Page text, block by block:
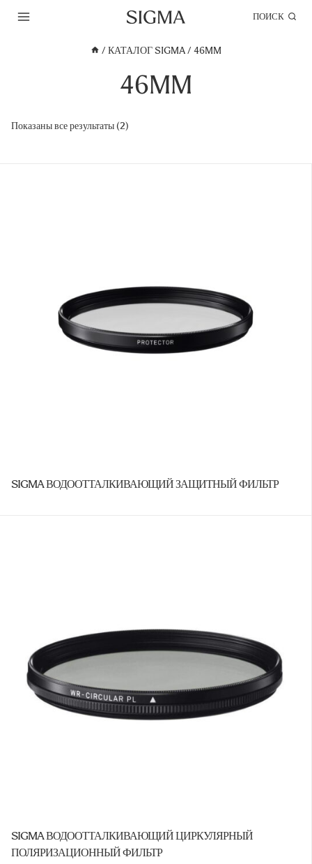
ПОИСК
/ КАТАЛОГ SIGMA / 46MM
46MM
Показаны все результаты (2)
SIGMA ВОДООТТАЛКИВАЮЩИЙ ЗАЩИТНЫЙ ФИЛЬТР
SIGMA ВОДООТТАЛКИВАЮЩИЙ ЦИРКУЛЯРНЫЙ
ПОЛЯРИЗАЦИОННЫЙ ФИЛЬТР